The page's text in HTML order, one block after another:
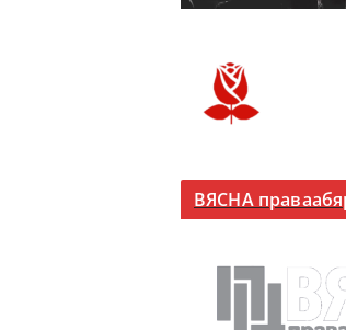
ВЯСНА